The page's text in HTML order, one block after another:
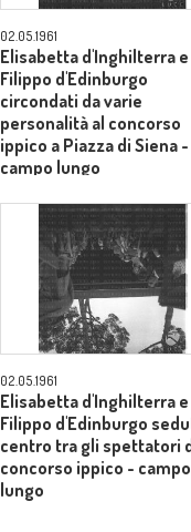
02.05.1961
Elisabetta d'Inghilterra e
Filippo d'Edinburgo
circondati da varie
personalità al concorso
ippico a Piazza di Siena -
campo lungo
02.05.1961
Elisabetta d'Inghilterra e
Filippo d'Edinburgo
centro tra gli spettatori
concorso ippico - campo
lungo